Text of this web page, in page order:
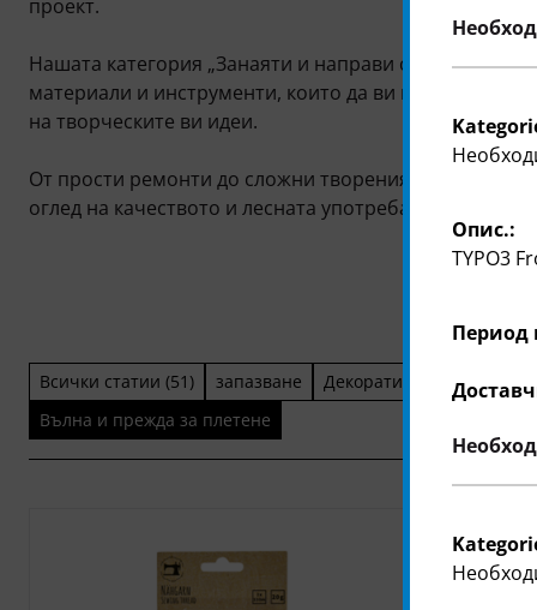
проект.
Нашата категория „Занаяти и направи си сам“
материали и инструменти, които да ви вдъхновят и
на творческите ви идеи.
От прости ремонти до сложни творения - нашите
оглед на качеството и лесната употреба.
Всички статии (51) запазване Декоративни материали
Вълна и прежда за плетене
Опис.:
TYPO3
Период